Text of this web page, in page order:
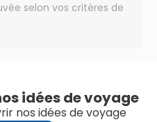
selon vos critères de
idées de voyage
nos idées de voyage